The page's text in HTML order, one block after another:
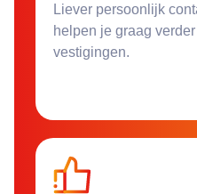
Liever persoonlijk
helpen je graag
vestigingen.